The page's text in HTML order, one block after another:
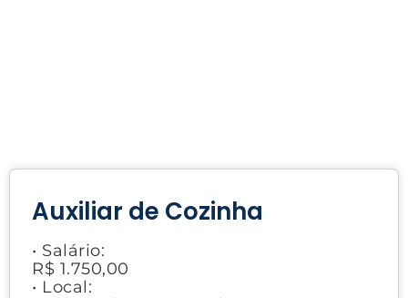
Auxiliar de Cozinha
• Salário:
R$ 1.750,00
• Local: